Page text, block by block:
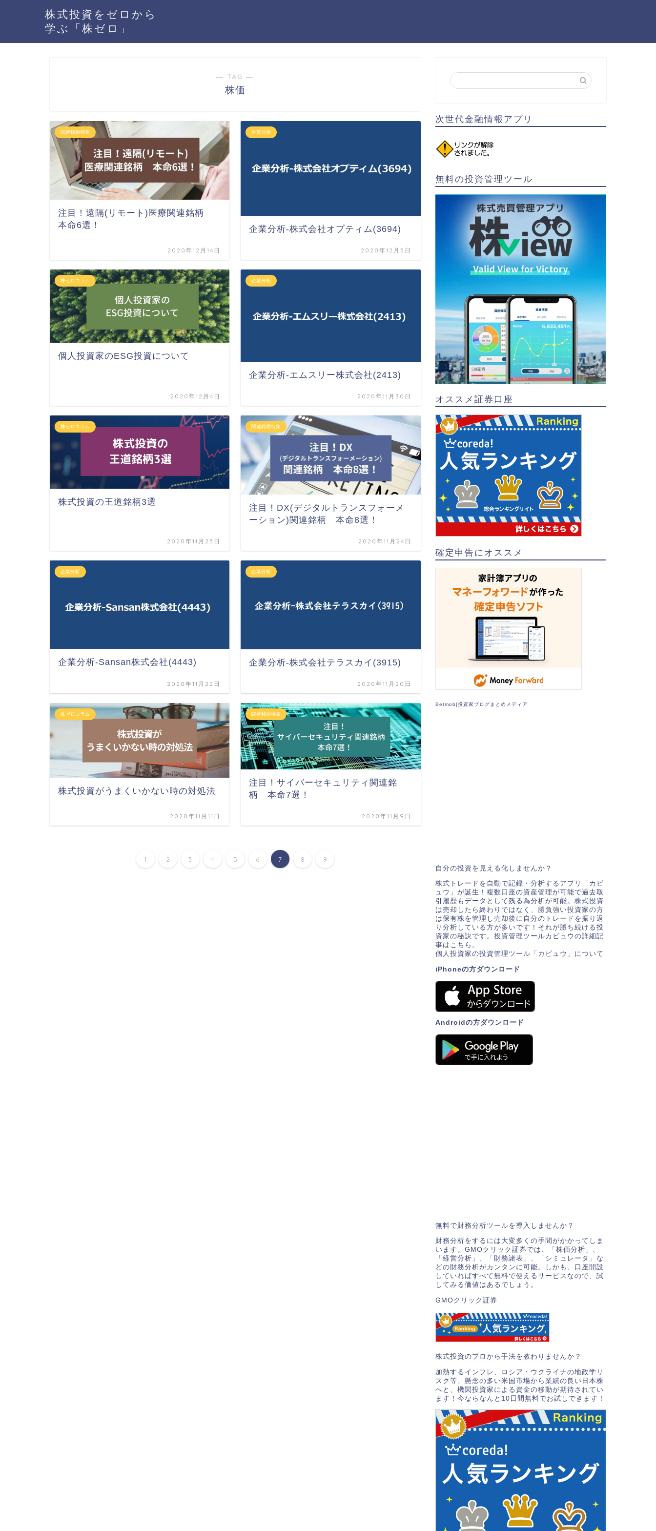
株式投資をゼロから
学ぶ「株ゼロ」
― TAG ―
株価
関連銘柄特集
注目！遠隔(リモート)医療関連銘柄
本命6選！
2020年12月14日
企業分析
企業分析-株式会社オプティム(3694)
2020年12月5日
株ゼロコラム
個人投資家のESG投資について
2020年12月4日
企業分析
企業分析-エムスリー株式会社(2413)
2020年11月30日
株ゼロコラム
株式投資の王道銘柄3選
2020年11月25日
関連銘柄特集
注目！DX(デジタルトランスフォーメ
ーション)関連銘柄 本命8選！
2020年11月24日
企業分析
企業分析-Sansan株式会社(4443)
2020年11月22日
企業分析
企業分析-株式会社テラスカイ(3915)
2020年11月20日
株ゼロコラム
株式投資がうまくいかない時の対処法
2020年11月11日
関連銘柄特集
注目！サイバーセキュリティ関連銘
柄 本命7選！
2020年11月9日
1 2 3 4 5 6 7 8 9
次世代金融情報アプリ
無料の投資管理ツール
オススメ証券口座
確定申告にオススメ
Betmob|投資家ブログまとめメディア
自分の投資を見える化しませんか？
株式トレードを自動で記録・分析するアプリ「カビ
ュウ」が誕生！複数口座の資産管理が可能で過去取
引履歴もデータとして残る為分析が可能。株式投資
は売却したら終わりではなく、勝負強い投資家の方
は保有株を管理し売却後に自分のトレードを振り返
り分析している方が多いです！それが勝ち続ける投
資家の秘訣です。投資管理ツールカビュウの詳細記
事はこちら。
個人投資家の投資管理ツール「カビュウ」について
iPhoneの方ダウンロード
Androidの方ダウンロード
無料で財務分析ツールを導入しませんか？
財務分析をするには大変多くの手間がかかってしま
います。GMOクリック証券では、「株価分析」、
「経営分析」、「財務諸表」、「シミュレータ」な
どの財務分析がカンタンに可能。しかも、口座開設
していればすべて無料で使えるサービスなので、試
してみる価値はあるでしょう。
GMOクリック証券
株式投資のプロから手法を教わりませんか？
加熱するインフレ、ロシア・ウクライナの地政学リ
スク等、懸念の多い米国市場から業績の良い日本株
へと、機関投資家による資金の移動が期待されてい
ます！今ならなんと10日間無料でお試しできます！